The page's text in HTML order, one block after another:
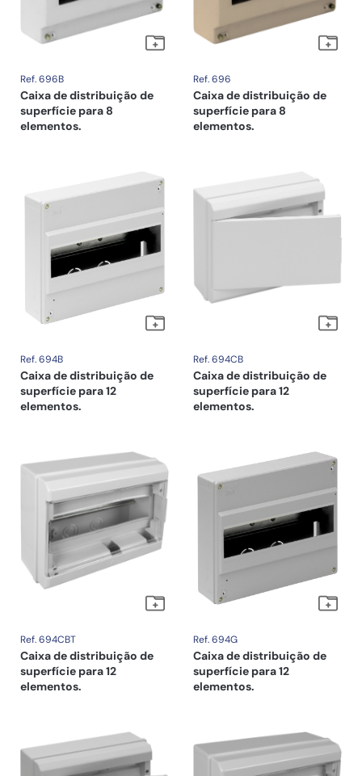
Ref. 696B
Caixa de distribuição de
superfície para 8
elementos.
Ref. 696
Caixa de distribuição de
superfície para 8
elementos.
Ref. 694B
Caixa de distribuição de
superfície para 12
elementos.
Ref. 694CB
Caixa de distribuição de
superfície para 12
elementos.
Ref. 694CBT
Caixa de distribuição de
superfície para 12
elementos.
Ref. 694G
Caixa de distribuição de
superfície para 12
elementos.